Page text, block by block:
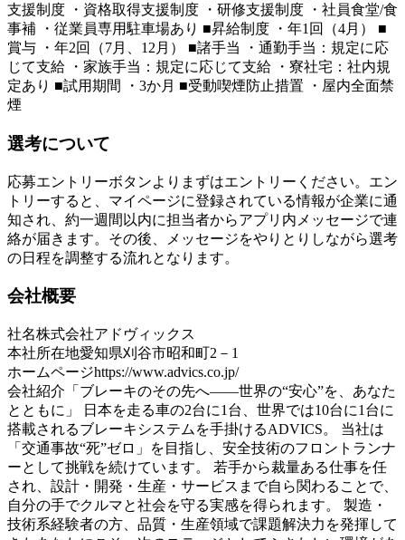
支援制度 ・資格取得支援制度 ・研修支援制度 ・社員食堂/食
事補 ・従業員専用駐車場あり ■昇給制度 ・年1回（4月） ■
賞与 ・年2回（7月、12月） ■諸手当 ・通勤手当：規定に応
じて支給 ・家族手当：規定に応じて支給 ・寮社宅：社内規
定あり ■試用期間 ・3か月 ■受動喫煙防止措置 ・屋内全面禁
煙
選考について
応募エントリーボタンよりまずはエントリーください。エン
トリーすると、マイページに登録されている情報が企業に通
知され、約一週間以内に担当者からアプリ内メッセージで連
絡が届きます。その後、メッセージをやりとりしながら選考
の日程を調整する流れとなります。
会社概要
社名株式会社アドヴィックス
本社所在地愛知県刈谷市昭和町2－1
ホームページhttps://www.advics.co.jp/
会社紹介 「ブレーキのその先へ――世界の“安心”を、あなた
とともに」 日本を走る車の2台に1台、世界では10台に1台に
搭載されるブレーキシステムを手掛けるADVICS。 当社は
「交通事故“死”ゼロ」を目指し、安全技術のフロントランナ
ーとして挑戦を続けています。 若手から裁量ある仕事を任
され、設計・開発・生産・サービスまで自ら関わることで、
自分の手でクルマと社会を守る実感を得られます。 製造・
技術系経験者の方、品質・生産領域で課題解決力を発揮して